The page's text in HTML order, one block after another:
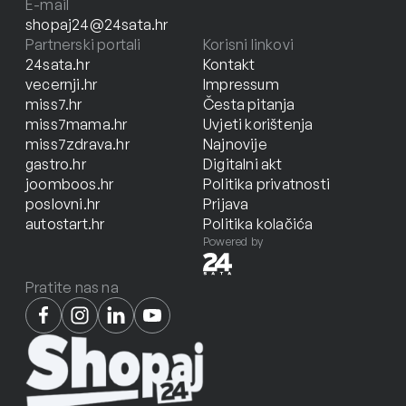
E-mail
shopaj24@24sata.hr
Partnerski portali
24sata.hr
vecernji.hr
miss7.hr
miss7mama.hr
miss7zdrava.hr
gastro.hr
joomboos.hr
poslovni.hr
autostart.hr
Korisni linkovi
Kontakt
Impressum
Česta pitanja
Uvjeti korištenja
Najnovije
Digitalni akt
Politika privatnosti
Prijava
Politika kolačića
Powered by
Pratite nas na